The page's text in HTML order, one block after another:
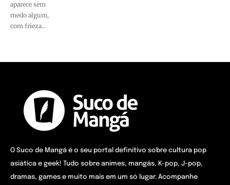
aparece sem
medo algum,
com frieza...
O Suco de Mangá é o seu portal definitivo sobre cultura pop
asiática e geek! Tudo sobre animes, mangás, K-pop, J-pop,
dramas, games e muito mais em um só lugar. Acompanhe